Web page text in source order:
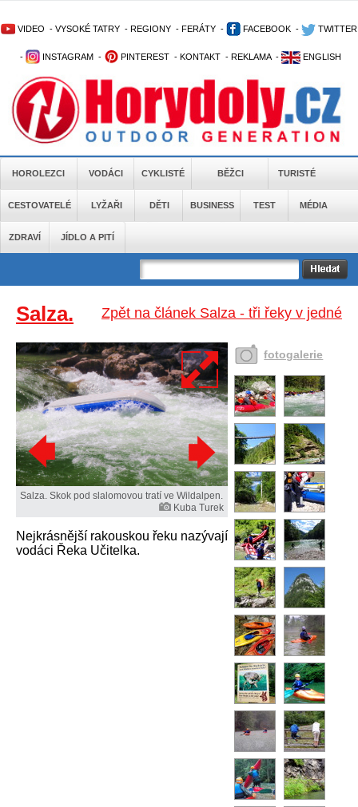
VIDEO - VYSOKÉ TATRY - REGIONY - FERÁTY - FACEBOOK - TWITTER
- INSTAGRAM - PINTEREST - KONTAKT - REKLAMA - ENGLISH
HOROLEZCI VODÁCI CYKLISTÉ BĚŽCI TURISTÉ
CESTOVATELÉ LYŽAŘI DĚTI BUSINESS TEST MÉDIA
ZDRAVÍ JÍDLO A PITÍ
Zpět na článek Salza - tři řeky v jedné
Salza.
Salza. Skok pod slalomovou tratí ve Wildalpen.
Kuba Turek
Nejkrásnější rakouskou řeku nazývají
vodáci Řeka Učitelka.
fotogalerie